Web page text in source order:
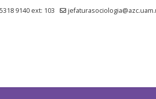
9140 ext: 103